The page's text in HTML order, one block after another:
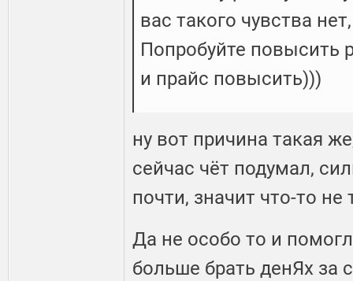
вас такого чувства
Попробуйте повысить
и прайс повысить)))
ну вот причина такая
сейчас чёт подумал,
почти, значит что-то не
Да не особо то и
больше брать денЯх за